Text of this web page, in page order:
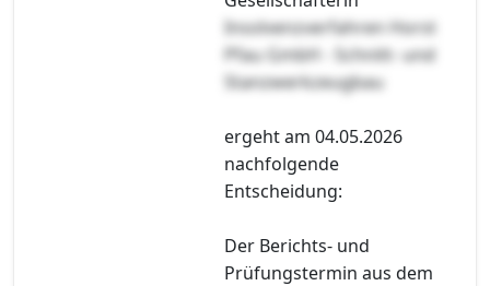
Insolvenzverfahren Horst
Pfau GmbH - Schnitt- und
Stanzwerkzeugbau
ergeht am 04.05.2026
nachfolgende
Entscheidung:
Der Berichts- und
Prüfungstermin aus dem